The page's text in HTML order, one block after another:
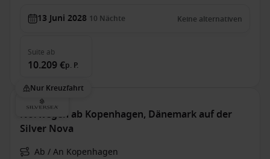
13 Juni 2028 10 Nächte Keine alternativen
Suite ab
10.209 €p. P.
Nur Kreuzfahrt
Norwegen ab Kopenhagen, Dänemark auf der
Silver Nova
Ab / An Kopenhagen